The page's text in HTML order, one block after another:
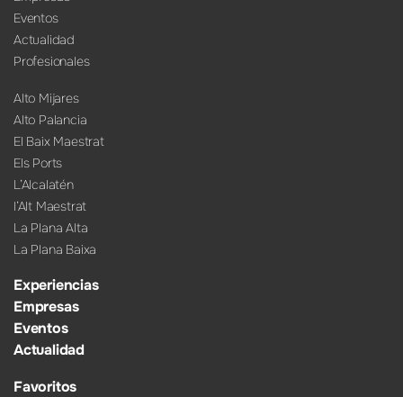
Eventos
Actualidad
Profesionales
Alto Mijares
Alto Palancia
El Baix Maestrat
Els Ports
L’Alcalatén
l’Alt Maestrat
La Plana Alta
La Plana Baixa
Experiencias
Empresas
Eventos
Actualidad
Favoritos